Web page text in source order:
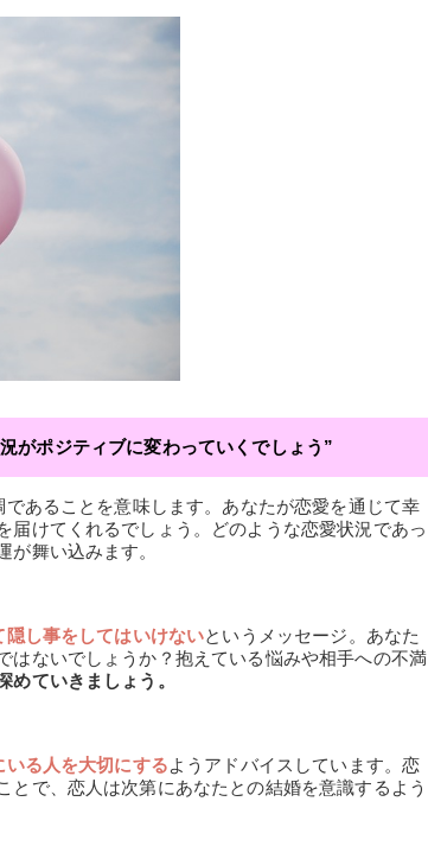
がポジティブに変わっていくでしょう”
あることを意味します。あなたが恋愛を通じて幸
届けてくれるでしょう。どのような恋愛状況であっ
が舞い込みます。
隠し事をしてはいけないというメッセージ。あなた
はないでしょうか？抱えている悩みや相手への不満
めていきましょう。
いる人を大切にするようアドバイスしています。恋
とで、恋人は次第にあなたとの結婚を意識するよう